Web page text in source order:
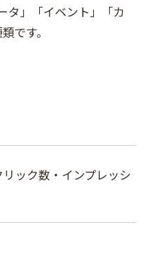
タ」「イベント」「カ
です。
ック数・インプレッシ